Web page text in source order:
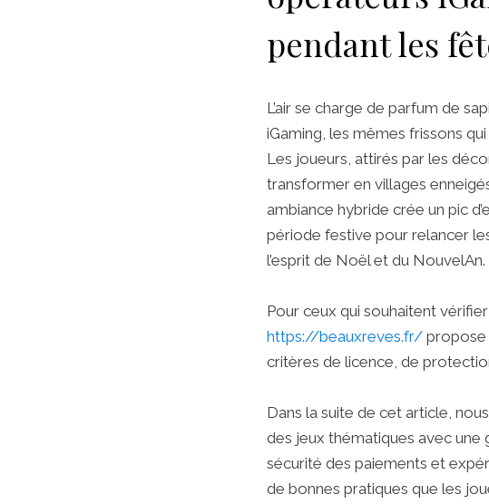
pendant les
L’air se charge de parfum de
iGaming, les mêmes frissons
Les joueurs, attirés par les
transformer en villages
ambiance hybride crée un pic
période festive pour relancer
l’esprit de Noël et du Nouvel An.
Pour ceux qui souhaitent
https://beauxreves.fr/ propose
critères de licence, de
Dans la suite de cet article,
des jeux thématiques avec
sécurité des paiements et
de bonnes pratiques que les